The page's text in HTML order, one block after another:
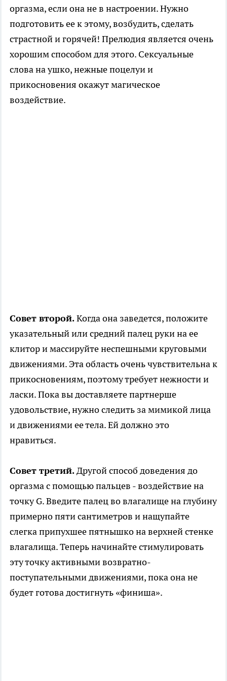
оргазма, если она не в настроении. Нужно
подготовить ее к этому, возбудить, сделать
страстной и горячей! Прелюдия является очень
хорошим способом для этого. Сексуальные
слова на ушко, нежные поцелуи и
прикосновения окажут магическое
воздействие.
Совет второй.Когда она заведется, положите
указательный или средний палец руки на ее
клитор и массируйте неспешными круговыми
движениями. Эта область очень чувствительна к
прикосновениям, поэтому требует нежности и
ласки. Пока вы доставляете партнерше
удовольствие, нужно следить за мимикой лица
и движениями ее тела. Ей должно это
нравиться.
Совет третий.Другой способ доведения до
оргазма с помощью пальцев - воздействие на
точку G. Введите палец во влагалище на глубину
примерно пяти сантиметров и нащупайте
слегка припухшее пятнышко на верхней стенке
влагалища. Теперь начинайте стимулировать
эту точку активными возвратно-
поступательными движениями, пока она не
будет готова достигнуть «финиша».